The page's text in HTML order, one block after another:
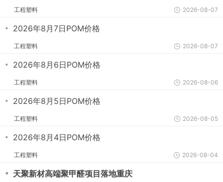
工程塑料 2026-08-07
・ 2026年8月7日POM价格
工程塑料 2026-08-07
・ 2026年8月6日POM价格
工程塑料 2026-08-06
・ 2026年8月5日POM价格
工程塑料 2026-08-05
・ 2026年8月4日POM价格
工程塑料 2026-08-04
・ 天聚新材高端聚甲醛项目落地重庆